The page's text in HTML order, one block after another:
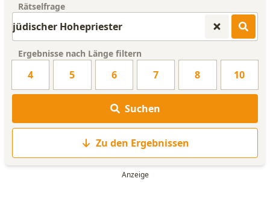
ANAGRAMM-GENERATOR
WORTLISTE
Rätselfrage
Ergebnisse nach Länge filtern
4 5 6 7 8 10
Suchen
Zu den Ergebnissen